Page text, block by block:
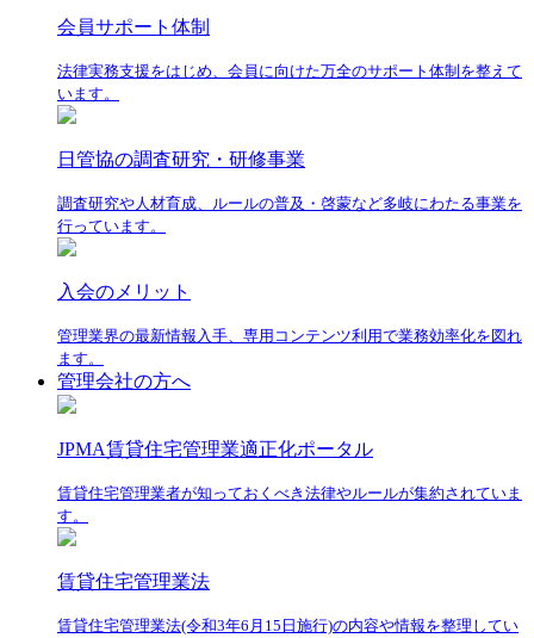
会員サポート体制
法律実務支援をはじめ、会員に向けた万全のサポート体制を整えて
います。
日管協の調査研究・研修事業
調査研究や人材育成、ルールの普及・啓蒙など多岐にわたる事業を
行っています。
入会のメリット
管理業界の最新情報入手、専用コンテンツ利用で業務効率化を図れ
ます。
管理会社の方へ
JPMA賃貸住宅管理業適正化ポータル
賃貸住宅管理業者が知っておくべき法律やルールが集約されていま
す。
賃貸住宅管理業法
賃貸住宅管理業法(令和3年6月15日施行)の内容や情報を整理してい